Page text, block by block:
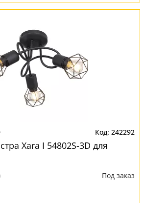
242292
Xara I 54802S-3D для
Под заказ